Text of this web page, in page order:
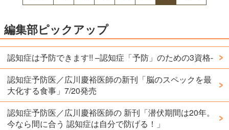
編集部ピックアップ
認知症は予防できます!! –認知症「予防」のための3資格-
認知症予防医／広川慶裕医師の新刊「脳のスペックを最
大化する食事」7/20発売
認知症予防医／広川慶裕医師の 新刊「潜伏期間は20年。
今なら間に合う 認知症は自分で防げる！」